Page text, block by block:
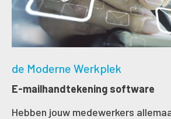
de Moderne Werkplek
E-mailhandtekening software
Hebben jouw medewerkers